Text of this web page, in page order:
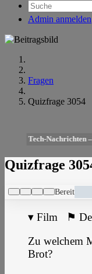
Admin anmelden
Fragen
Quizfrage 3054
Tech-Nachrichten
Quizfrage
Bereit
▾ Film ⚑
Zu welchem
Brot?